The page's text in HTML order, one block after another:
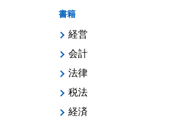
書籍
経営
会計
法律
税法
経済